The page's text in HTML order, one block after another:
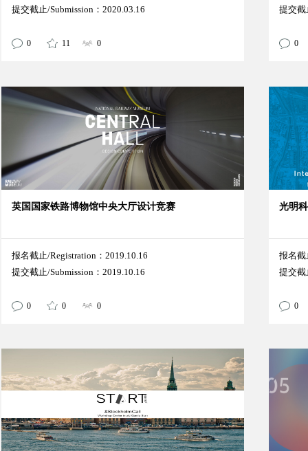
提交截止/Submission：2020.03.16
0 11 0
提交截
0
英国国家铁路博物馆中央大厅设计竞赛
报名截止/Registration：2019.10.16
提交截止/Submission：2019.10.16
0 0 0
光明
报名截
提交截
0